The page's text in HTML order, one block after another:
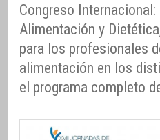
Congreso
Alimentación y
para los profesionales
alimentación en los
el programa completo